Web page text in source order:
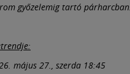
győzelemig tartó párharcban.
május 27., szerda 18:45